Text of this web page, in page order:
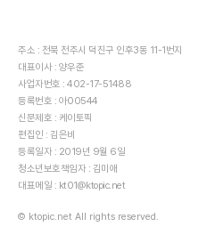
주소 : 전북 전주시 덕진구 인후3동 11-1번지
대표이사 : 양우준
사업자번호 : 402-17-51488
등록번호 : 아00544
신문제호 : 케이토픽
편집인 : 김은비
등록일자 : 2019년 9월 6일
청소년보호책임자 : 김미애
대표메일 : kt01@ktopic.net
© ktopic.net All rights reserved.